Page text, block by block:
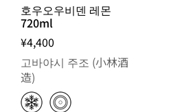
호우오우비덴 레몬
720ml
¥4,400
고바야시 주조 (小林酒
造)